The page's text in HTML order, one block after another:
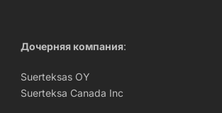
Дочерняя компания:
Suerteksas OY
Suerteksa Canada Inc